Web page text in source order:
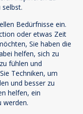
Bedürfnisse ein.
oder etwas Zeit
Sie haben die
helfen, sich zu
fühlen und
Techniken, um
und besser zu
helfen, ein
werden.